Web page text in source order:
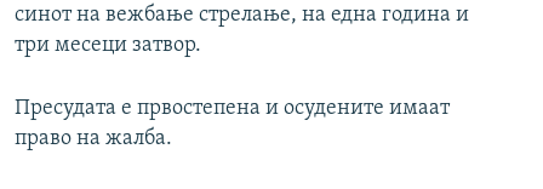
синот на вежбање стрелање, на една година и
три месеци затвор.
Пресудата е првостепена и осудените имаат
право на жалба.